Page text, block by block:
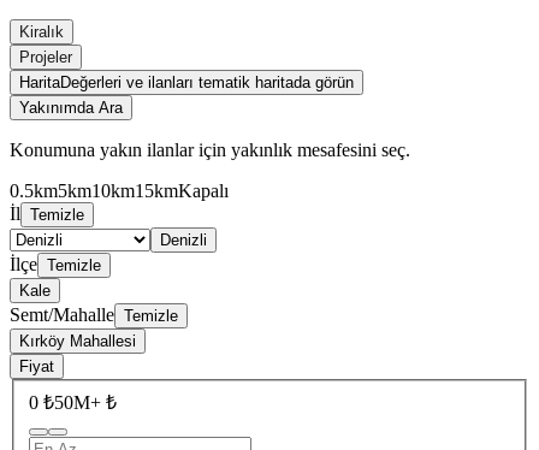
Kiralık
Projeler
HaritaDeğerleri ve ilanları tematik haritada görün
Yakınımda Ara
Konumuna yakın ilanlar için yakınlık mesafesini seç.
0.5km5km10km15kmKapalı
İl Temizle
Denizli
İlçe Temizle
Kale
Semt/Mahalle Temizle
Kırköy Mahallesi
Fiyat
0 ₺50M+ ₺